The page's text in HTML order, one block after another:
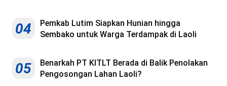
04
Pemkab Lutim Siapkan Hunian hingga
Sembako untuk Warga Terdampak di Laoli
05
Benarkah PT KITLT Berada di Balik Penolakan
Pengosongan Lahan Laoli?